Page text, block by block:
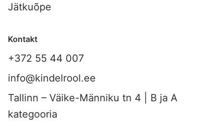
Jätkuõpe
Kontakt
+372 55 44 007
info@kindelrool.ee
Tallinn – Väike-Männiku tn 4 | B ja A
kategooria